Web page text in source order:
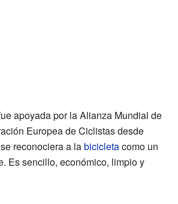
apoyada por la Alianza Mundial de
Europea de Ciclistas desde
reconociera a labicicletacomo un
Es sencillo, económico, limpio y